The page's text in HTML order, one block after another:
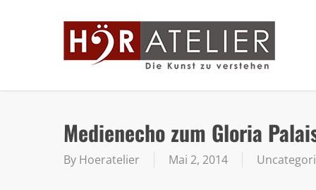
Medienecho zum Gloria
By Hoeratelier Mai 2, 2014